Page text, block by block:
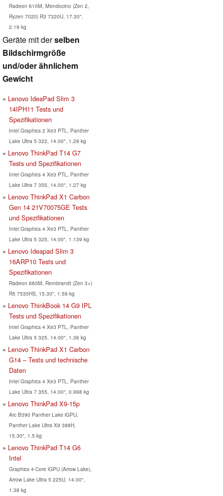
Radeon 610M, Mendocino (Zen 2,
Ryzen 7020) R3 7320U, 17.30",
2.19 kg
Geräte mit derselben
Bildschirmgröße
und/oder ähnlichem
Gewicht
Lenovo IdeaPad Slim 3
14IPH11 Tests und
Spezifikationen
Intel Graphics 2 Xe3 PTL, Panther
Lake Ultra 5 322, 14.00", 1.29 kg
Lenovo ThinkPad T14 G7
Tests und Spezifikationen
Intel Graphics 4 Xe3 PTL, Panther
Lake Ultra 7 355, 14.00", 1.27 kg
Lenovo ThinkPad X1 Carbon
Gen 14 21V70075GE Tests
und Spezifikationen
Intel Graphics 4 Xe3 PTL, Panther
Lake Ultra 5 325, 14.00", 1.139 kg
Lenovo Ideapad Slim 3
16ARP10 Tests und
Spezifikationen
Radeon 660M, Rembrandt (Zen 3+)
R5 7535HS, 15.30", 1.59 kg
Lenovo ThinkBook 14 G9 IPL
Tests und Spezifikationen
Intel Graphics 4 Xe3 PTL, Panther
Lake Ultra 5 325, 14.00", 1.36 kg
Lenovo ThinkPad X1 Carbon
G14 – Tests und technische
Daten
Intel Graphics 4 Xe3 PTL, Panther
Lake Ultra 7 355, 14.00", 0.998 kg
Lenovo ThinkPad X9-15p
Arc B390 Panther Lake iGPU,
Panther Lake Ultra X9 388H,
15.30", 1.5 kg
Lenovo ThinkPad T14 G6
Intel
Graphics 4-Core iGPU (Arrow Lake),
Arrow Lake Ultra 5 225U, 14.00",
1.38 kg